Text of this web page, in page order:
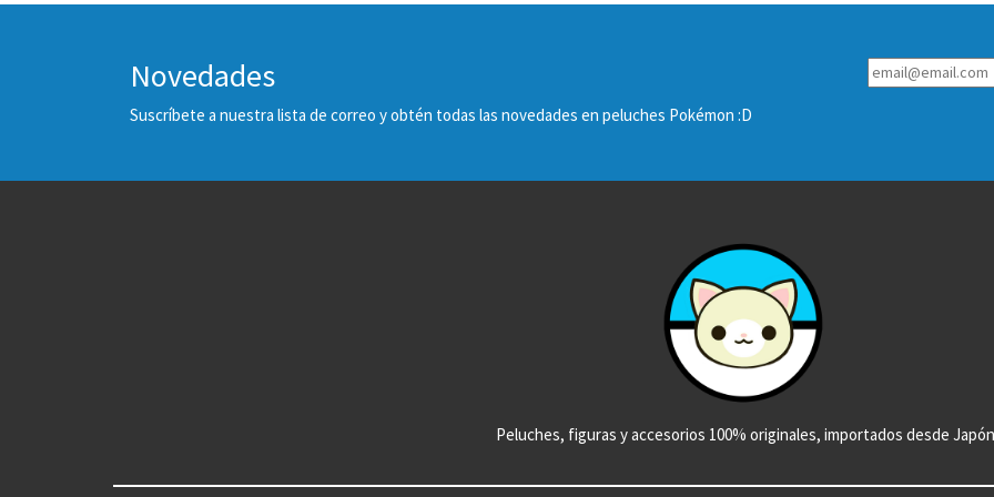
Novedades
Suscríbete a nuestra lista de correo y obtén todas las novedades en peluches Pokémon :D
Peluches, figuras y accesorios 100% originales, importados desde Japón